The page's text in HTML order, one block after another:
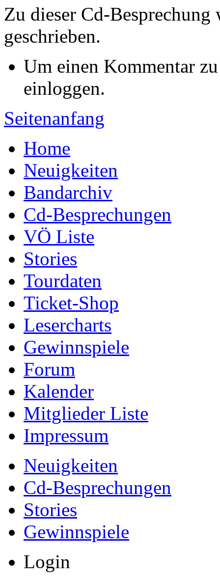
Zu dieser Cd-
geschrieben.
Um einen Kommentar
einloggen.
Seitenanfang
Home
Neuigkeiten
Bandarchiv
Cd-Besprechungen
VÖ Liste
Stories
Tourdaten
Ticket-Shop
Lesercharts
Gewinnspiele
Forum
Kalender
Mitglieder Liste
Impressum
Neuigkeiten
Cd-Besprechungen
Stories
Gewinnspiele
Login